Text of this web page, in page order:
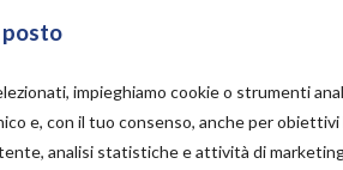
IN
posto
impieghiamo cookie o strumenti
e, con il tuo consenso, anche per
analisi statistiche e attività di